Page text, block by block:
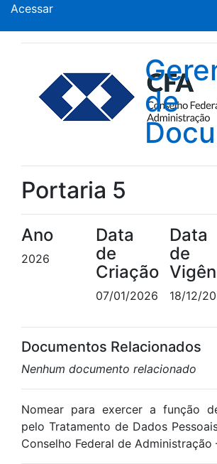
Acessar
de
Portaria 5
Ano
2026
Data
de
Criação
07/01/2026
Data
de
18/12/
Documentos Relacionados
Nenhum documento relacionado
Nomear para exercer a função
pelo Tratamento de Dados
Conselho Federal de Administração